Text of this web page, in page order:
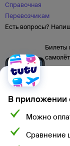
В приложении
Можно
Сравнение
Справочная
Перевозчикам
Есть вопросы?
Билеты